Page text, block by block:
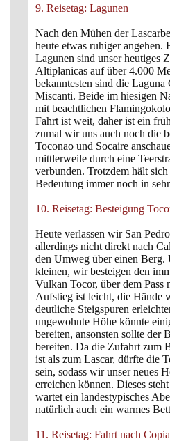
9. Reisetag: Lagunen
Nach den Mühen der
heute etwas ruhiger angehen.
Lagunen sind unser heutiges
Altiplanicas auf über 4.000
bekanntesten sind die
Miscanti. Beide im hiesigen
mit beachtlichen
Fahrt ist weit, daher ist ein
zumal wir uns auch noch die
Toconao und Socaire
mittlerweile durch eine
verbunden. Trotzdem hält
Bedeutung immer noch in
10. Reisetag: Besteigung
Heute verlassen wir San
allerdings nicht direkt nach
den Umweg über einen Berg.
kleinen, wir besteigen den
Vulkan Tocor, über dem Pass
Aufstieg ist leicht, die Hände
deutliche Steigspuren
ungewohnte Höhe könnte
bereiten, ansonsten sollte der
bereiten. Da die Zufahrt zum
ist als zum Lascar, dürfte die
sein, sodass wir unser neues
erreichen können. Dieses
wartet ein landestypisches
natürlich auch ein warmes
11. Reisetag: Fahrt nach